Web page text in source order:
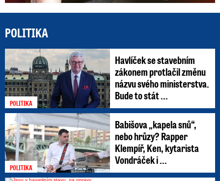
POLITIKA
POLITIKA
Havlíček se stavebním
zákonem protlačil změnu
názvu svého ministerstva.
Bude to stát ...
POLITIKA
Babišova „kapela snů“,
nebo hrůzy? Rapper
Klempíř, Ken, kytarista
Vondráček i ...